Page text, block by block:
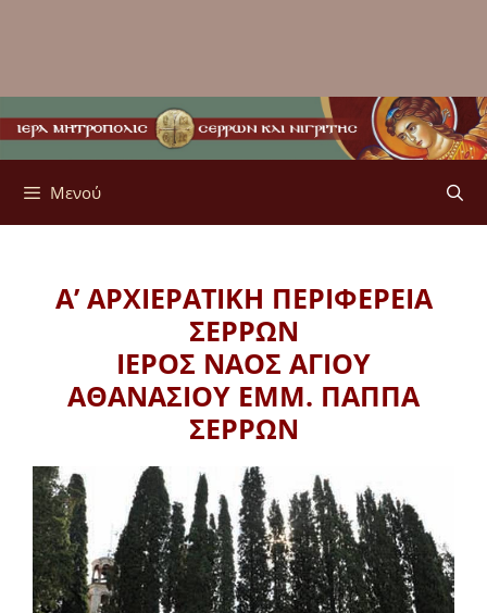
Μενού
Α’ ΑΡΧΙΕΡΑΤΙΚΗ ΠΕΡΙΦΕΡΕΙΑ
ΣΕΡΡΩΝ
ΙΕΡΟΣ ΝΑΟΣ ΑΓΙΟΥ
ΑΘΑΝΑΣΙΟΥ ΕΜΜ. ΠΑΠΠΑ
ΣΕΡΡΩΝ